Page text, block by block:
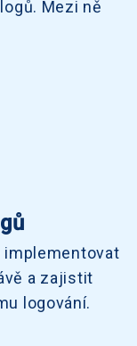
Mezi ně
a zajistit
logování.